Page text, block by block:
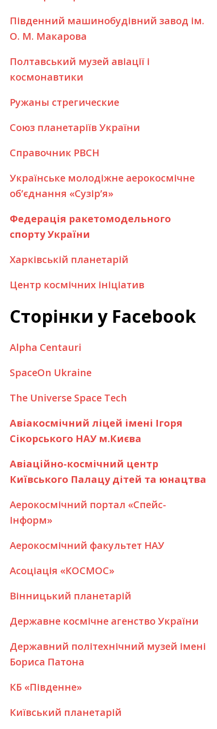
Південний машинобудівний завод ім.
О. М. Макарова
Полтавський музей авіації і
космонавтики
Ружаны стрегические
Союз планетаріїв України
Справочник РВСН
Українське молодіжне аерокосмічне
об’єднання «Сузір’я»
Федерація ракетомодельного
спорту України
Харківській планетарій
Центр космічних ініціатив
Сторінки у Facebook
Alpha Centauri
SpaceOn Ukraine
The Universe Space Tech
Авіакосмічний ліцей імені Ігоря
Сікорського НАУ м.Києва
Авіаційно-космічний центр
Київського Палацу дітей та юнацтва
Аерокосмічний портал «Спейс-
Інформ»
Аерокосмічний факультет НАУ
Асоціація «КОСМОС»
Вінницький планетарій
Державне космічне агенство України
Державний політехнічний музей імені
Бориса Патона
КБ «Південне»
Київський планетарій